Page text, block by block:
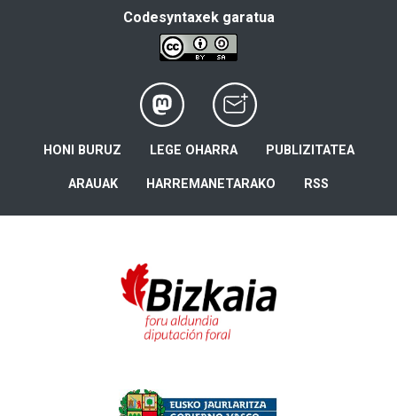
Codesyntaxek garatua
HONI BURUZ LEGE OHARRA PUBLIZITATEA
ARAUAK HARREMANETARAKO RSS